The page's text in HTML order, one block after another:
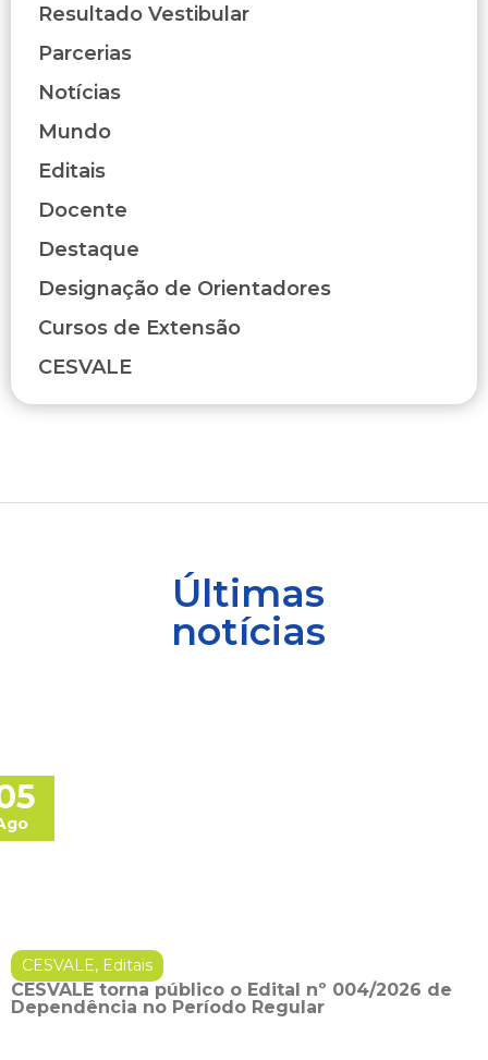
Resultado Vestibular
Parcerias
Notícias
Mundo
Editais
Docente
Destaque
Designação de Orientadores
Cursos de Extensão
CESVALE
Últimas
notícias
CESVALE, Editais
CESVALE torna público o Edital nº 004/2026 de
Dependência no Período Regular